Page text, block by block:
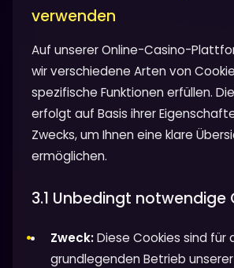
verwenden
Auf unserer Online-Casino-
wir verschiedene Arten von
spezifische Funktionen erfüllen.
erfolgt auf Basis ihrer
Zwecks, um Ihnen eine klare
ermöglichen.
3.1 Unbedingt notwendige
Zweck:Diese Cookies sind für
grundlegenden Betrieb